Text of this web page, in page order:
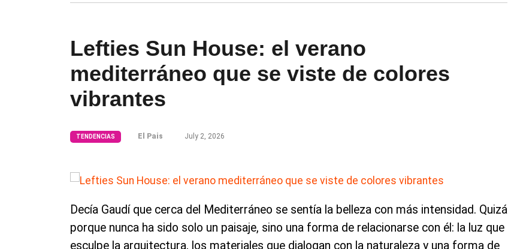
Lefties Sun House: el verano
mediterráneo que se viste de colores
vibrantes
TENDENCIAS El Pais July 2, 2026
Decía Gaudí que cerca del Mediterráneo se sentía la belleza con más intensidad. Quizá
porque nunca ha sido solo un paisaje, sino una forma de relacionarse con él: la luz que
esculpe la arquitectura, los materiales que dialogan con la naturaleza y una forma de